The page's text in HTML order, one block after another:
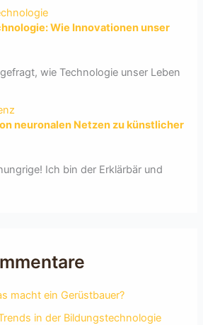
Wie Innovationen unser
wie Technologie unser Leben
neuronalen Netzen zu künstlicher
Ich bin der Erklärbär und
macht ein Gerüstbauer?
in der Bildungstechnologie